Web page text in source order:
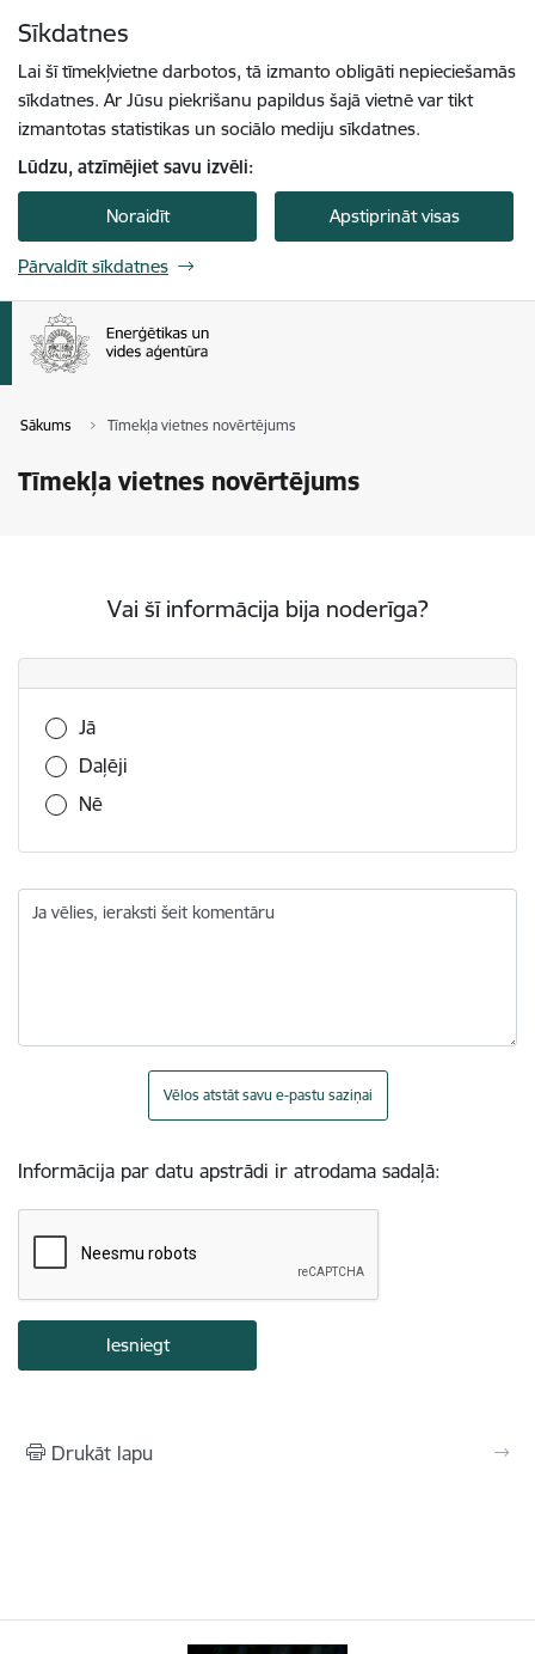
Sīkdatnes
Lai šī tīmekļvietne darbotos, tā izmanto obligāti nepieciešamās
sīkdatnes. Ar Jūsu piekrišanu papildus šajā vietnē var tikt
izmantotas statistikas un sociālo mediju sīkdatnes.
Lūdzu, atzīmējiet savu izvēli:
Noraidīt Apstiprināt visas
Pārvaldīt sīkdatnes
Sākums Tīmekļa vietnes novērtējums
Tīmekļa vietnes novērtējums
Vai šī informācija bija noderīga?
Vai šī informācija bija noderīga?
Jā
Daļēji
Nē
Ja vēlies, ieraksti šeit komentāru
Vēlos atstāt savu e-pastu saziņai
Informācija par datu apstrādi ir atrodama sadaļā:
Drukāt lapu